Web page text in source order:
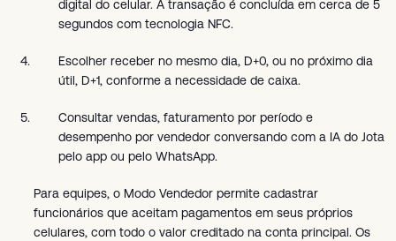
digital do celular. A transação é concluída em cerca de 5
segundos com tecnologia NFC.
Escolher receber no mesmo dia, D+0, ou no próximo dia
útil, D+1, conforme a necessidade de caixa.
Consultar vendas, faturamento por período e
desempenho por vendedor conversando com a IA do Jota
pelo app ou pelo WhatsApp.
Para equipes, o Modo Vendedor permite cadastrar
funcionários que aceitam pagamentos em seus próprios
celulares, com todo o valor creditado na conta principal. Os